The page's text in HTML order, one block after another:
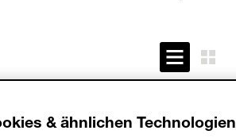
90
& ähnlichen Technologien